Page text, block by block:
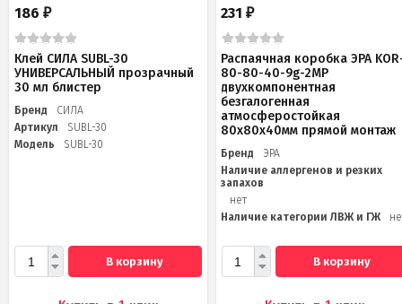
186 ₽
Клей СИЛА SUBL-30
УНИВЕРСАЛЬНЫЙ прозрачный
30 мл блистер
Бренд
СИЛА
Артикул
SUBL-30
Модель
SUBL-30
В корзину
231₽
Распаячная коробка ЭРА
80-80-40-9g-2MP
двухкомпонентная
безгалогенная
атмосферостойкая
80х80х40мм прямой монтаж
Бренд
ЭРА
Наличие аллергенов и резких
запахов
нет
Наличие категории ЛВЖ и ГЖ
В корзину